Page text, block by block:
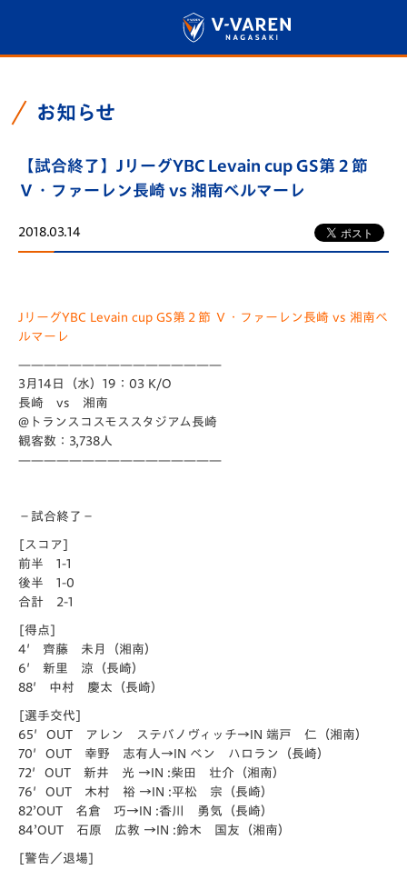
お知らせ
【試合終了】JリーグYBC Levain cup GS第２節
Ｖ・ファーレン長崎 vs 湘南ベルマーレ
2018.03.14
JリーグYBC Levain cup GS第２節 Ｖ・ファーレン長崎 vs 湘南ベ
ルマーレ
————————————————
3月14日（水）19：03 K/O
長崎 vs 湘南
@トランスコスモススタジアム長崎
観客数：3,738人
————————————————
－試合終了－
[スコア]
前半 1-1
後半 1-0
合計 2-1
[得点]
4′ 齊藤 未月（湘南）
6′ 新里 涼（長崎）
88′ 中村 慶太（長崎）
[選手交代]
65′OUT アレン ステバノヴィッチ→IN 端戸 仁（湘南）
70′OUT 幸野 志有人→IN ベン ハロラン（長崎）
72′OUT 新井 光 →IN :柴田 壮介（湘南）
76′OUT 木村 裕 →IN :平松 宗（長崎）
82’OUT 名倉 巧→IN :香川 勇気（長崎）
84’OUT 石原 広教 →IN :鈴木 国友（湘南）
[警告／退場]